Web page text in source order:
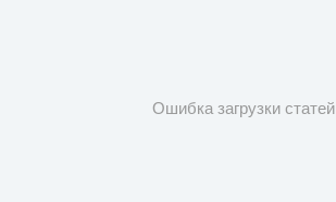
Ошибка загрузки статей